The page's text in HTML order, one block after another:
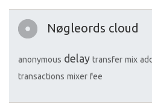
Nøgleords cloud
anonymous delay transfer mix
transactions mixer fee